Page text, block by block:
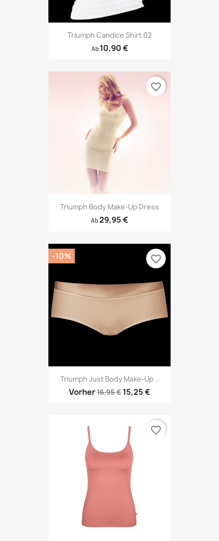
Triumph Candice Shirt 02
Ab 10,90 €
Triumph Body Make-Up Dress
Ab29,95 €
favorite_border
Triumph Just Body Make-Up...
Vorher16,95 € 15,25 €
-10% favorite_border
favorite_border